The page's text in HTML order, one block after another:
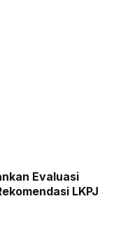
Evaluasi
LKPJ